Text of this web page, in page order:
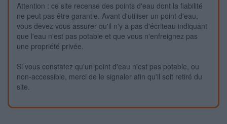
Attention : ce site recense des points d'eau dont la fiabilité
ne peut pas être garantie. Avant d'utiliser un point d'eau,
vous devez vous assurer qu'il n'y a pas d'écriteau indiquant
que l'eau n'est pas potable et que vous n'enfreignez pas
une propriété privée.
Si vous constatez qu'un point d'eau n'est pas potable, ou
non-accessible, merci de le signaler afin qu'il soit retiré du
site.